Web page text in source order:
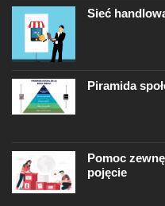
Sieć
Piramida
Pomoc
pojęcie